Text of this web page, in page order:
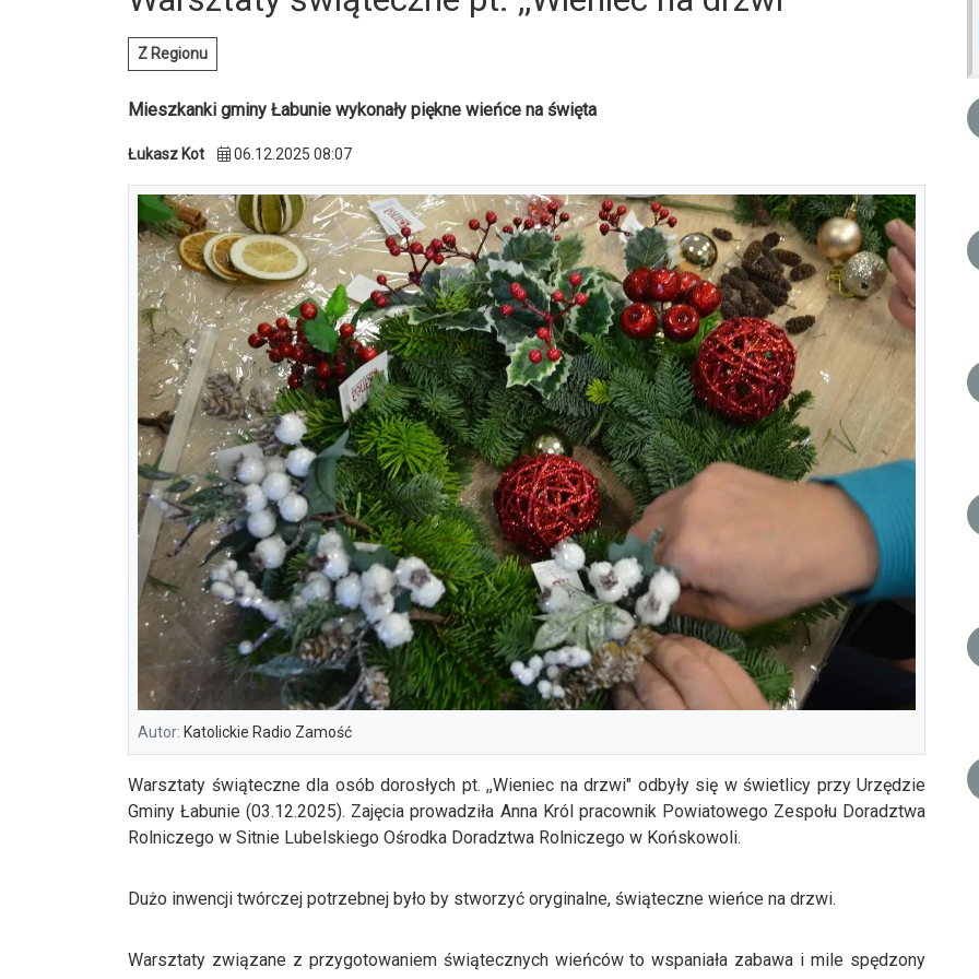
Z Regionu
Mieszkanki gminy Łabunie wykonały piękne wieńce na święta
Łukasz Kot 06.12.2025 08:07
Autor: Katolickie Radio Zamość
Warsztaty świąteczne dla osób dorosłych pt. ,,Wieniec na drzwi" odbyły się w świetlicy przy Urzędzie
Gminy Łabunie (03.12.2025). Zajęcia prowadziła Anna Król pracownik Powiatowego Zespołu Doradztwa
Rolniczego w Sitnie Lubelskiego Ośrodka Doradztwa Rolniczego w Końskowoli.
Dużo inwencji twórczej potrzebnej było by stworzyć oryginalne, świąteczne wieńce na drzwi.
Warsztaty związane z przygotowaniem świątecznych wieńców to wspaniała zabawa i mile spędzony